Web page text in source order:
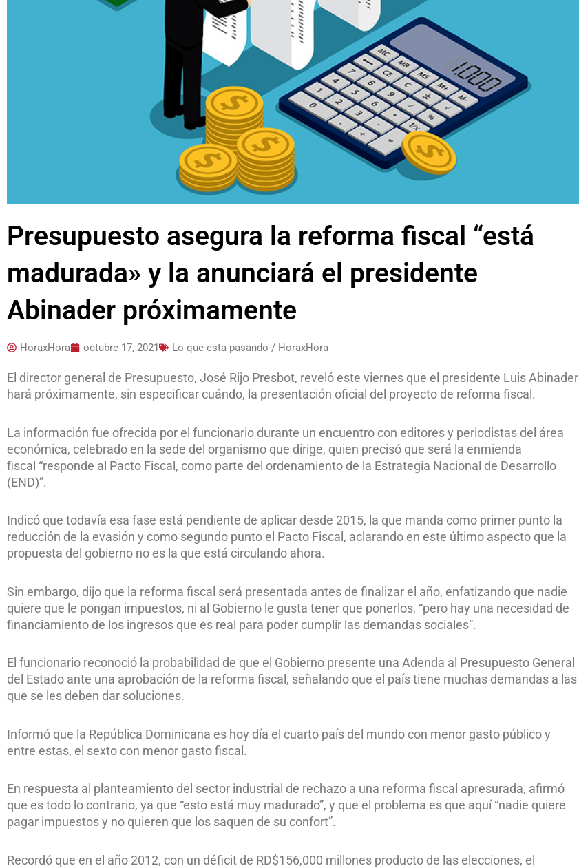
Presupuesto asegura la reforma fiscal “está
madurada» y la anunciará el presidente
Abinader próximamente
HoraxHora octubre 17, 2021 Lo que esta pasando / HoraxHora
El director general de Presupuesto, José Rijo Presbot, reveló este viernes que el presidente Luis Abinader
hará próximamente, sin especificar cuándo, la presentación oficial del proyecto de reforma fiscal.
La información fue ofrecida por el funcionario durante un encuentro con editores y periodistas del área
económica, celebrado en la sede del organismo que dirige, quien precisó que será la enmienda
fiscal “responde al Pacto Fiscal, como parte del ordenamiento de la Estrategia Nacional de Desarrollo
(END)”.
Indicó que todavía esa fase está pendiente de aplicar desde 2015, la que manda como primer punto la
reducción de la evasión y como segundo punto el Pacto Fiscal, aclarando en este último aspecto que la
propuesta del gobierno no es la que está circulando ahora.
Sin embargo, dijo que la reforma fiscal será presentada antes de finalizar el año, enfatizando que nadie
quiere que le pongan impuestos, ni al Gobierno le gusta tener que ponerlos, “pero hay una necesidad de
financiamiento de los ingresos que es real para poder cumplir las demandas sociales”.
El funcionario reconoció la probabilidad de que el Gobierno presente una Adenda al Presupuesto General
del Estado ante una aprobación de la reforma fiscal, señalando que el país tiene muchas demandas a las
que se les deben dar soluciones.
Informó que la República Dominicana es hoy día el cuarto país del mundo con menor gasto público y
entre estas, el sexto con menor gasto fiscal.
En respuesta al planteamiento del sector industrial de rechazo a una reforma fiscal apresurada, afirmó
que es todo lo contrario, ya que “esto está muy madurado”, y que el problema es que aquí “nadie quiere
pagar impuestos y no quieren que los saquen de su confort”.
Recordó que en el año 2012, con un déficit de RD$156,000 millones producto de las elecciones, el